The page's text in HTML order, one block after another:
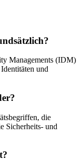
Managements (IDM)
und
die
Sicherheits- und